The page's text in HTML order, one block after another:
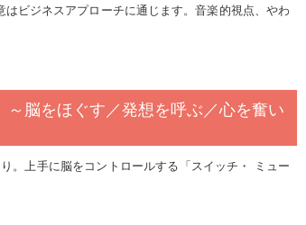
ビジネスアプローチに通じます。音楽的視点、やわ
脳をほぐす／発想を呼ぶ／心を奮い
。上手に脳をコントロールする「スイッチ・ ミュー